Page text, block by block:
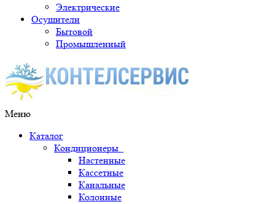
Электрические
Осушители
Бытовой
Промышленный
Меню
Каталог
Кондиционеры
Настенные
Кассетные
Канальные
Колонные